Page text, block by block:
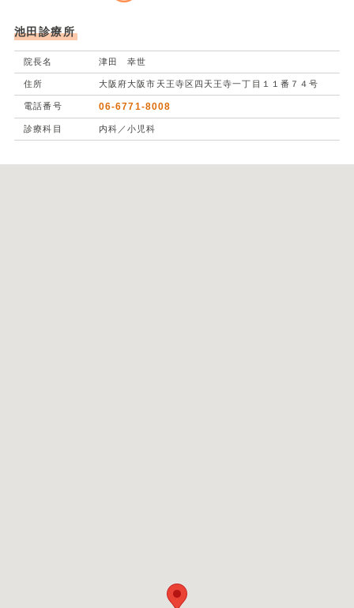
池田診療所
院長名 津田 幸世
住所 大阪府大阪市天王寺区四天王寺一丁目１１番７４号
電話番号 06-6771-8008
診療科目 内科／小児科